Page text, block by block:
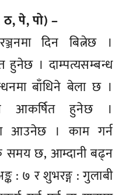
पे, पो) –
दिन बित्नेछ ।
हुनेछ । दाम्पत्यसम्बन्ध
बाँधिने बेला छ ।
आकर्षित हुनेछ ।
आउनेछ । काम गर्न
समय छ, आम्दानी बढ्न
: ७ र शुभरङ्ग : गुलाबी